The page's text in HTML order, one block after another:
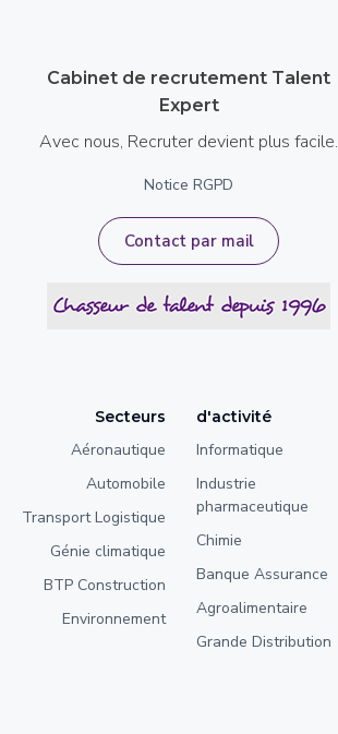
Cabinet de recrutement Talent
Expert
Avec nous, Recruter devient plus facile.
Notice RGPD
Contact par mail
Secteurs
Aéronautique
Automobile
Transport Logistique
Génie climatique
BTP Construction
Environnement
d'activité
Informatique
Industrie
pharmaceutique
Chimie
Banque Assurance
Agroalimentaire
Grande Distribution